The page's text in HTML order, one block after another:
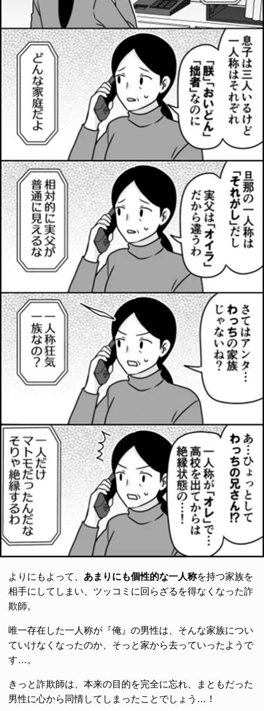
よりにもよって、 あまりにも個性的な一人称を持つ家族を
相手にしてしまい、ツッコミに回らざるを得なくなった詐
欺師。
唯一存在した一人称が『俺』の男性は、そんな家族につい
ていけなくなったのか、そっと家から去っていったようで
す…。
きっと詐欺師は、本来の目的を完全に忘れ、まともだった
男性に心から同情してしまったことでしょう…！